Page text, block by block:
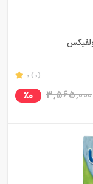
0 (0)
3,565,000 ٪0